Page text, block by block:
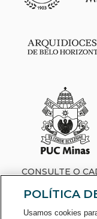
CONSULTE O
POLÍTICA
Usamos cookies